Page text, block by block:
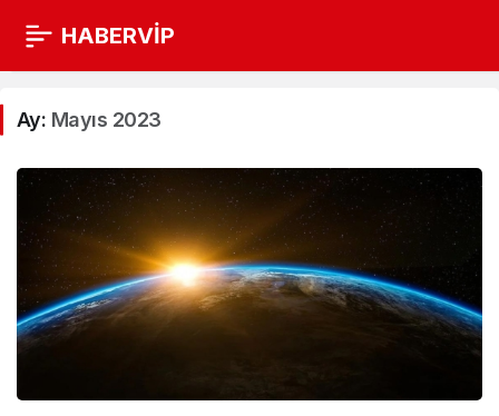
HABERVİP
Ay: Mayıs 2023